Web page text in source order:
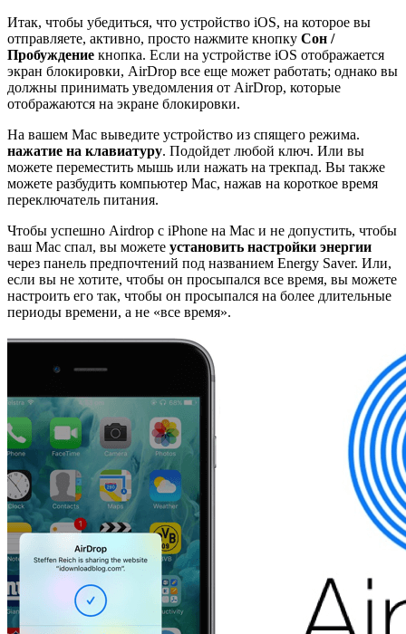
Итак, чтобы убедиться, что устройство iOS, на которое вы
отправляете, активно, просто нажмите кнопку Сон /
Пробуждение кнопка. Если на устройстве iOS отображается
экран блокировки, AirDrop все еще может работать; однако вы
должны принимать уведомления от AirDrop, которые
отображаются на экране блокировки.
На вашем Mac выведите устройство из спящего режима.
нажатие на клавиатуру. Подойдет любой ключ. Или вы
можете переместить мышь или нажать на трекпад. Вы также
можете разбудить компьютер Mac, нажав на короткое время
переключатель питания.
Чтобы успешно Airdrop с iPhone на Mac и не допустить, чтобы
ваш Mac спал, вы можете установить настройки энергии
через панель предпочтений под названием Energy Saver. Или,
если вы не хотите, чтобы он просыпался все время, вы можете
настроить его так, чтобы он просыпался на более длительные
периоды времени, а не «все время».